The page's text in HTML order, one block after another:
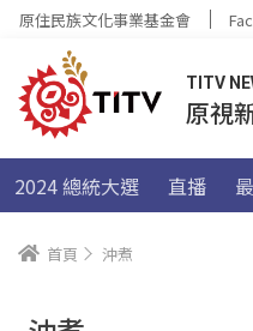
原住民族文化事業基金會
TITV
原視
2024 總統大選 直播
首頁 沖煮